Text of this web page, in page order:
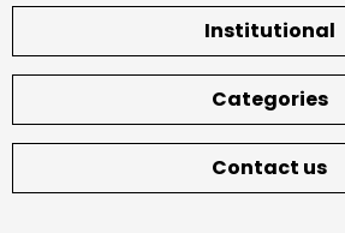
Institutional
Categories
Contact us